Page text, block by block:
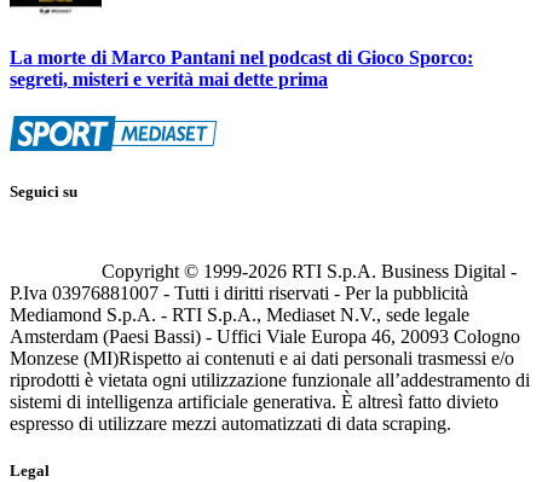
La morte di Marco Pantani nel podcast di Gioco Sporco:
segreti, misteri e verità mai dette prima
Seguici su
Copyright © 1999-2026 RTI S.p.A. Business Digital -
P.Iva 03976881007 - Tutti i diritti riservati - Per la pubblicità
Mediamond S.p.A. - RTI S.p.A., Mediaset N.V., sede legale
Amsterdam (Paesi Bassi) - Uffici Viale Europa 46, 20093 Cologno
Monzese (MI)Rispetto ai contenuti e ai dati personali trasmessi e/o
riprodotti è vietata ogni utilizzazione funzionale all’addestramento di
sistemi di intelligenza artificiale generativa. È altresì fatto divieto
espresso di utilizzare mezzi automatizzati di data scraping.
Legal